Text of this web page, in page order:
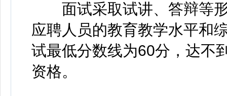
面试采取试讲、答辩等形
应聘人员的教育教学水平和
试最低分数线为60分，达不
资格。